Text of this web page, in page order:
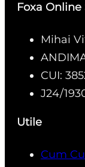
Foxa Online
Mihai
CUI:
J24/
Utile
Cum